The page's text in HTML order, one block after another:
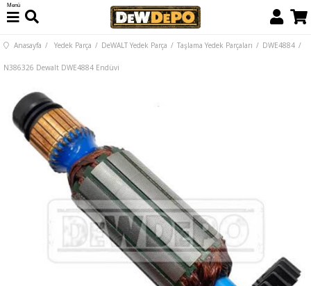
Menü
Anasayfa Yedek Parça DeWALT Yedek Parça Taşlama Yedek Parçaları DWE4884
N386326 Dewalt DWE4884 Endüvi